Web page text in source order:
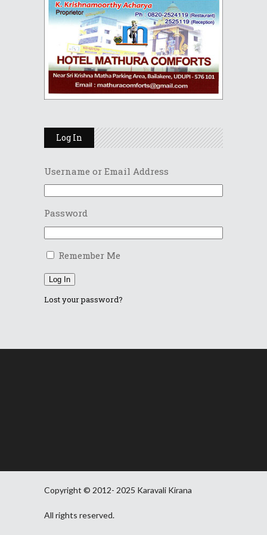
Log In
Username or Email Address
Password
Remember Me
Log In
Lost your password?
Copyright © 2012- 2025 Karavali Kirana
All rights reserved.